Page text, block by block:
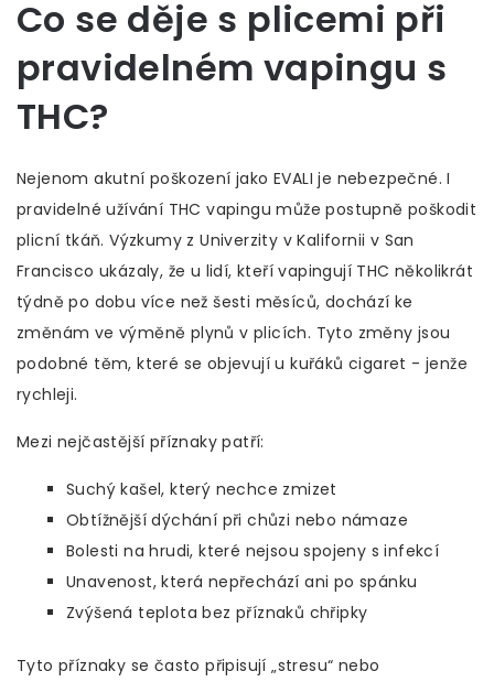
Co se děje s plicemi při
pravidelném vapingu s
THC?
Nejenom akutní poškození jako EVALI je nebezpečné. I
pravidelné užívání THC vapingu může postupně poškodit
plicní tkáň. Výzkumy z Univerzity v Kalifornii v San
Francisco ukázaly, že u lidí, kteří vapingují THC několikrát
týdně po dobu více než šesti měsíců, dochází ke
změnám ve výměně plynů v plicích. Tyto změny jsou
podobné těm, které se objevují u kuřáků cigaret - jenže
rychleji.
Mezi nejčastější příznaky patří:
Suchý kašel, který nechce zmizet
Obtížnější dýchání při chůzi nebo námaze
Bolesti na hrudi, které nejsou spojeny s infekcí
Unavenost, která nepřechází ani po spánku
Zvýšená teplota bez příznaků chřipky
Tyto příznaky se často připisují „stresu“ nebo